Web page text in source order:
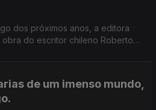
dos próximos anos, a editora
do escritor chileno Roberto
de um imenso mundo,